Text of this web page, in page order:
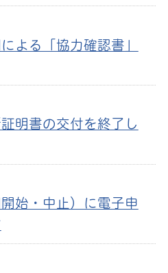
よる「協力確認書」
明書の交付を終了し
始・中止）に電子申